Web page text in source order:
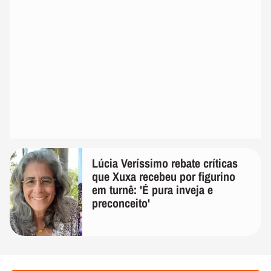
Lúcia Veríssimo rebate críticas
que Xuxa recebeu por figurino
em turnê: 'É pura inveja e
preconceito'